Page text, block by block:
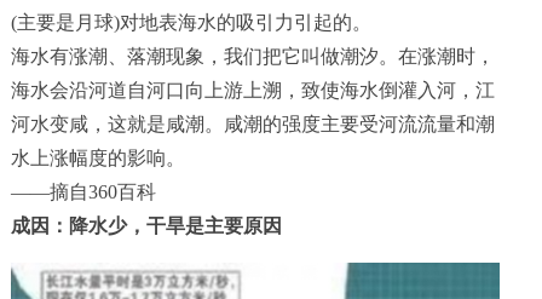
联系我们
蓝飘尔美国
(主要是月球)对地表海水的吸引力引起的。
海水有涨潮、落潮现象，我们把它叫做潮汐。在涨潮时，
海水会沿河道自河口向上游上溯，致使海水倒灌入河，江
河水变咸，这就是咸潮。咸潮的强度主要受河流流量和潮
水上涨幅度的影响。
——摘自360百科
成因： 降水少，干旱是主要原因